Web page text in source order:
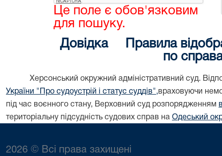
Це поле є обов'язковим
для пошуку.
Довідка
Правила
по
Херсонський окружний адміністративний суд.
України "Про судоустрій і статус суддів", враховуючи
під час воєнного стану, Верховний суд розпорядженням
територіальну підсудність судових справ на Одеський
2026 © Всі права захищені